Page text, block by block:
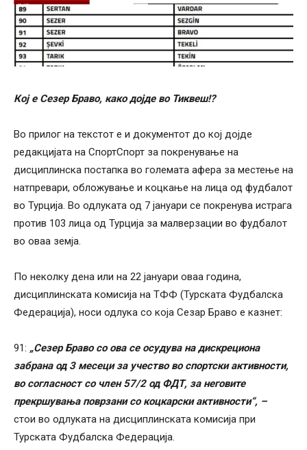
Кој е Сезер Браво, како дојде во Тиквеш!?
Во прилог на текстот е и документот до кој дојде
редакцијата на СпортСпорт за покренување на
дисциплинска постапка во големата афера за местење на
натпревари, обложување и коцкање на лица од фудбалот
во Турција. Во одлуката од 7 јануари се покренува истрага
против 103 лица од Турција за малверзации во фудбалот
во оваа земја.
По неколку дена или на 22 јануари оваа година,
дисциплинската комисија на ТФФ (Турската Фудбалска
Федерација), носи одлука со која Сезар Браво е казнет:
91: „Сезер Браво со ова се осудува на дискрециона
забрана од 3 месеци за учество во спортски активности,
во согласност со член 57/2 од ФДТ, за неговите
прекршувања поврзани со коцкарски активности“, –
стои во одлуката на дисциплинската комисија при
Турската Фудбалска Федерација.